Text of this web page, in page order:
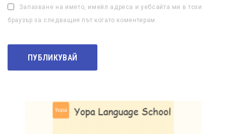
Запазване на името, имейл адреса и уебсайта ми в този
браузър за следващия път когато коментирам.